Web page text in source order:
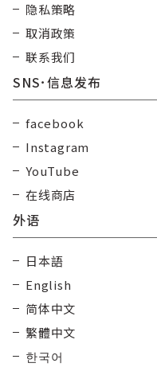
隐私策略
取消政策
联系我们
SNS･信息发布
facebook
Instagram
YouTube
在线商店
外语
日本語
English
简体中文
繁體中文
한국어